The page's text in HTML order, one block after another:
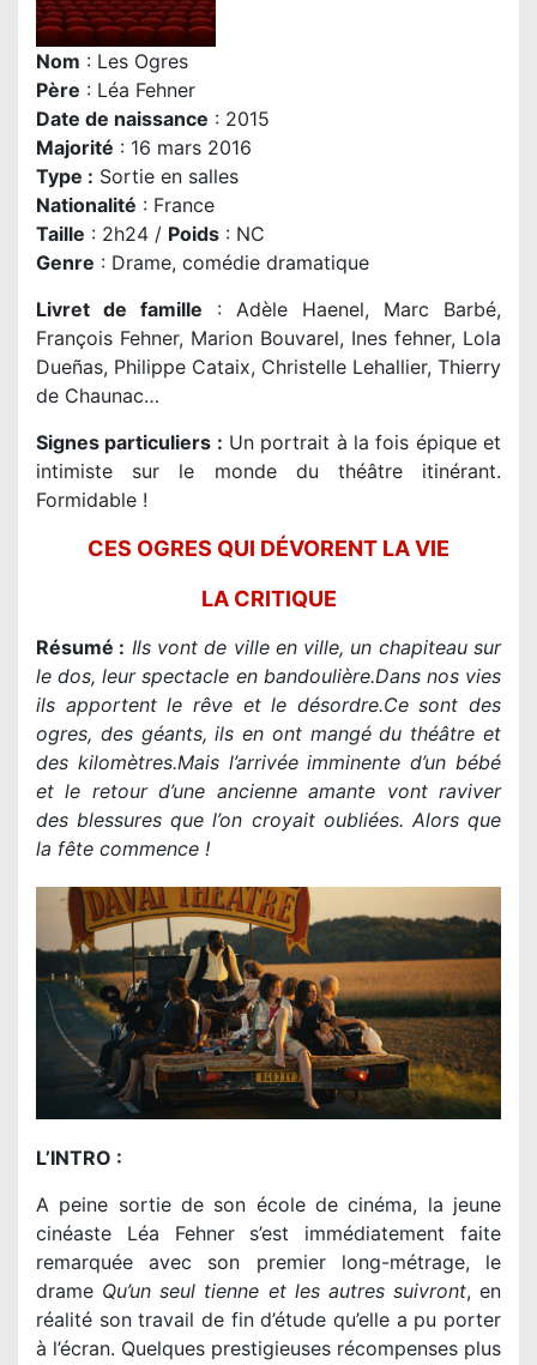
Nom : Les Ogres
Père : Léa Fehner
Date de naissance : 2015
Majorité : 16 mars 2016
Type : Sortie en salles
Nationalité : France
Taille : 2h24 / Poids : NC
Genre : Drame, comédie dramatique
Livret de famille : Adèle Haenel, Marc Barbé,
François Fehner, Marion Bouvarel, Ines fehner, Lola
Dueñas, Philippe Cataix, Christelle Lehallier, Thierry
de Chaunac…
Signes particuliers : Un portrait à la fois épique et
intimiste sur le monde du théâtre itinérant.
Formidable !
CES OGRES QUI DÉVORENT LA VIE
LA CRITIQUE
Résumé : Ils vont de ville en ville, un chapiteau sur
le dos, leur spectacle en bandoulière.Dans nos vies
ils apportent le rêve et le désordre.Ce sont des
ogres, des géants, ils en ont mangé du théâtre et
des kilomètres.Mais l’arrivée imminente d’un bébé
et le retour d’une ancienne amante vont raviver
des blessures que l’on croyait oubliées. Alors que
la fête commence !
L’INTRO :
A peine sortie de son école de cinéma, la jeune
cinéaste Léa Fehner s’est immédiatement faite
remarquée avec son premier long-métrage, le
drame Qu’un seul tienne et les autres suivront, en
réalité son travail de fin d’étude qu’elle a pu porter
à l’écran. Quelques prestigieuses récompenses plus